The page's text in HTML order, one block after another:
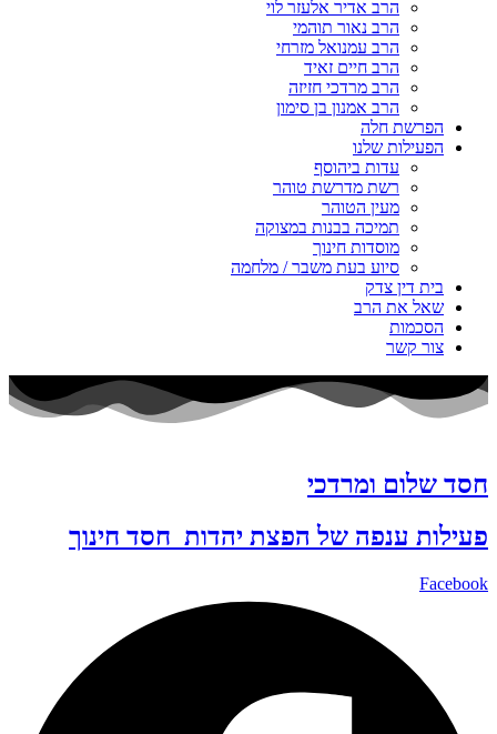
הרב אדיר אלעזר לוי
הרב נאור תוהמי
הרב עמנואל מזרחי
הרב חיים זאיד
הרב מרדכי חזיזה
הרב אמנון בן סימון
הפרשת חלה
הפעילות שלנו
עדות ביהוסף
רשת מדרשת טוהר
מעין הטוהר
תמיכה בבנות במצוקה
מוסדות חינוך
סיוע בעת משבר / מלחמה
בית דין צדק
שאל את הרב
הסכמות
צור קשר
חסד שלום ומרדכי
פעילות ענפה של הפצת יהדות חסד חינוך
Facebook